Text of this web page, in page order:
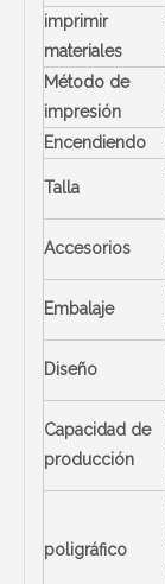
imprimir
materiales
Método de
impresión
Encendiendo
Talla
Accesorios
Embalaje
Diseño
Capacidad de
producción
poligráfico